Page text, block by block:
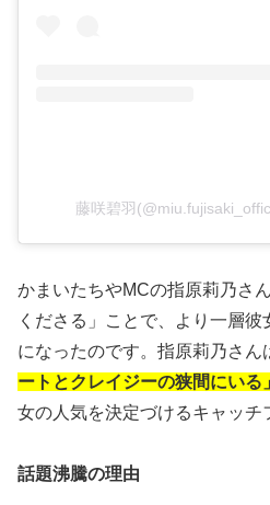
藤咲碧羽
かまいたちやMCの指原莉乃さ
くださる」ことで、より一層彼
になったのです。指原莉乃さん
ートとクレイジーの狭間にいる
女の人気を決定づけるキャッチ
話題沸騰の理由